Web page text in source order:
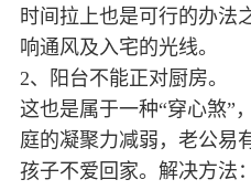
时间拉上也是可行的办法
响通风及入宅的光线。
2、阳台不能正对厨房。
这也是属于一种“穿心煞”
庭的凝聚力减弱，老公易
孩子不爱回家。解决方法